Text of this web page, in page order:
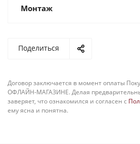
Монтаж
Поделиться
Договор заключается в момент оплаты
ОФЛАЙН-МАГАЗИНЕ. Делая
заверяет, что ознакомился и согласен с
ему ясна и понятна.